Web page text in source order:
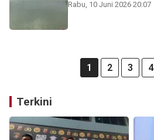
Rabu, 10 Juni 2026 20:07
1 2 3 4
Terkini